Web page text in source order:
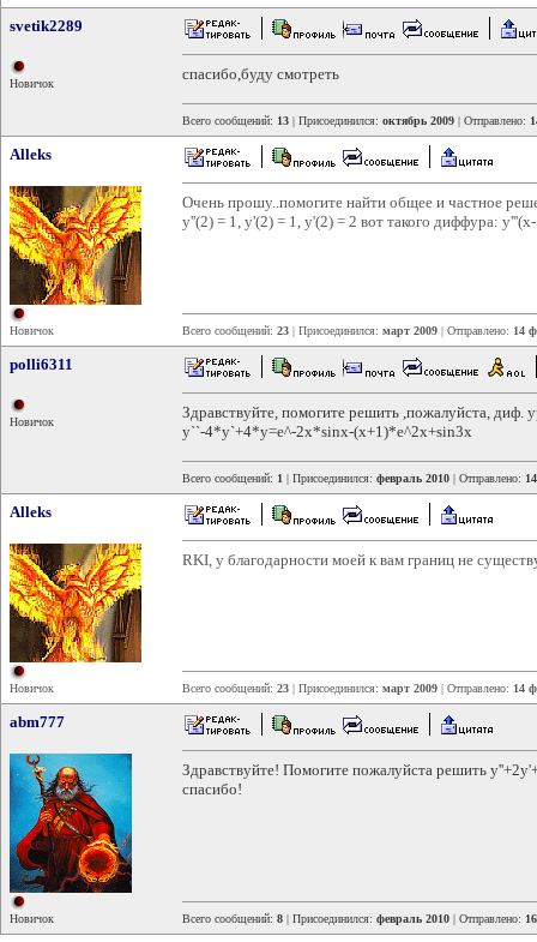
svetik2289
Новичок
спасибо,буду смотреть
Всего сообщений: 13 | Присоединился: октябрь 2009 | Отправлено:
Alleks
Новичок
Очень прошу..помогите найти общее и частное
y''(2) = 1, y'(2) = 1, y'(2) = 2 вот такого диффура:
Всего сообщений: 23 | Присоединился: март 2009 | Отправлено: 14
polli6311
Новичок
Здравствуйте, помогите решить ,пожалуйста, диф.
y``-4*y`+4*y=e^-2x*sinx-(x+1)*e^2x+sin3x
Всего сообщений: 1 | Присоединился: февраль 2010 | Отправлено:
Alleks
Новичок
RKI, у благодарности моей к вам границ не
Всего сообщений: 23 | Присоединился: март 2009 | Отправлено: 14
abm777
Новичок
Здравствуйте! Помогите пожалуйста решить
спасибо!
Всего сообщений: 8 | Присоединился: февраль 2010 | Отправлено: